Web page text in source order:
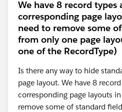
We have 8 record types
corresponding page
need to remove some
from only one page
one of the RecordType)
Is there any way to hide
page layout. We have 8
corresponding page layouts
remove some of standard